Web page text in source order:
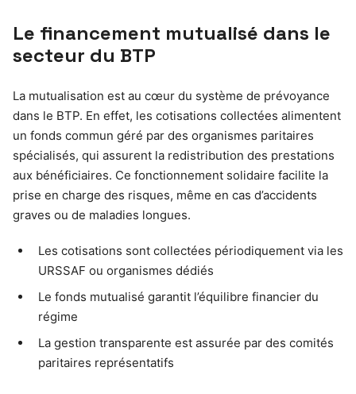
Le financement mutualisé dans le
secteur du BTP
La mutualisation est au cœur du système de prévoyance
dans le BTP. En effet, les cotisations collectées alimentent
un fonds commun géré par des organismes paritaires
spécialisés, qui assurent la redistribution des prestations
aux bénéficiaires. Ce fonctionnement solidaire facilite la
prise en charge des risques, même en cas d’accidents
graves ou de maladies longues.
Les cotisations sont collectées périodiquement via les
URSSAF ou organismes dédiés
Le fonds mutualisé garantit l’équilibre financier du
régime
La gestion transparente est assurée par des comités
paritaires représentatifs